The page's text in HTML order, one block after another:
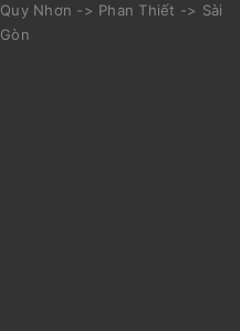
Quy Nhơn -> Phan Thiết -> Sài
Gòn